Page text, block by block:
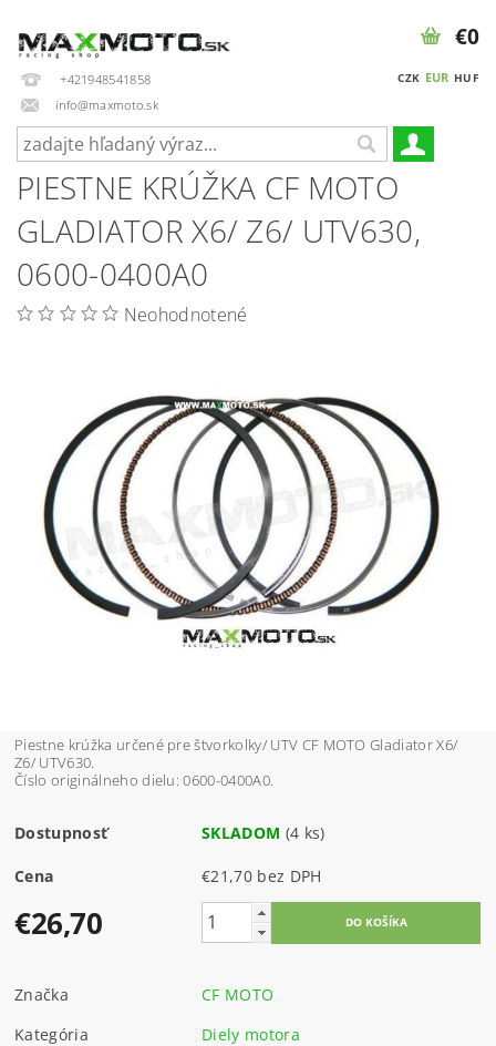
+421948541858
info@maxmoto.sk
CZK EUR HUF
€0
PIESTNE KRÚŽKA CF MOTO
GLADIATOR X6/ Z6/ UTV630,
0600-0400A0
Neohodnotené
Piestne krúžka určené pre štvorkolky/ UTV CF MOTO Gladiator X6/
Z6/ UTV630.
Číslo originálneho dielu: 0600-0400A0.
Dostupnosť SKLADOM (4 ks)
Cena €21,70 bez DPH
€26,70
Značka
CF MOTO
Kategória
Diely motora